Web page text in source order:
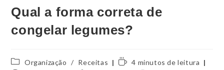
Qual a forma correta de
congelar legumes?
Organização / Receitas
4 minutos de leitura